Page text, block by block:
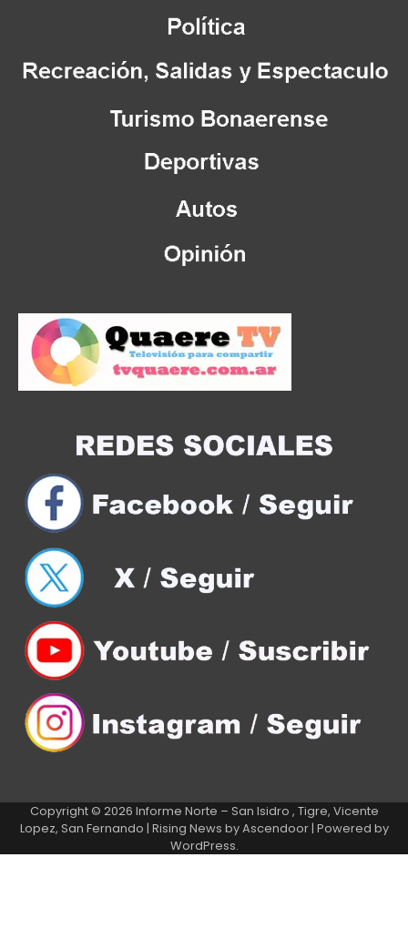
Copyright © 2026 Informe Norte – San Isidro , Tigre, Vicente
Lopez, San Fernando | Rising News byAscendoor| Powered by
WordPress.